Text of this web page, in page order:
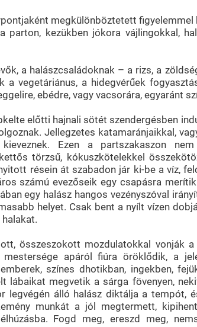
megkülönböztetett
kezükben jókora vájlingokkal,
a halászcsaládoknak – a rizs, a
a vegetáriánus, a hidegvérűek
ebédre, vagy vacsorára, egyaránt
előtti hajnali sötét szendergésben
Jellegzetes katamaránjaikkal,
Ezen a partszakaszon
törzsű, kókuszkötelekkel
résein át szabadon jár ki-be a víz,
számú evezőseik egy csapásra
egy halász hangos vezényszóval
helyet. Csak bent a nyílt vízen
összeszokott mozdulatokkal vonják a
apáról fiúra öröklődik, a
színes dhotikban, ingekben,
megvetik a sárga fövenyen,
legvégén álló halász diktálja a tempót,
munkát a jól megtermett,
Fogd meg, ereszd meg,